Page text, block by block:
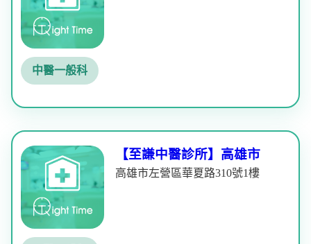
中醫一般科
【至謙中醫診所】高雄市
高雄市左營區華夏路310號1樓